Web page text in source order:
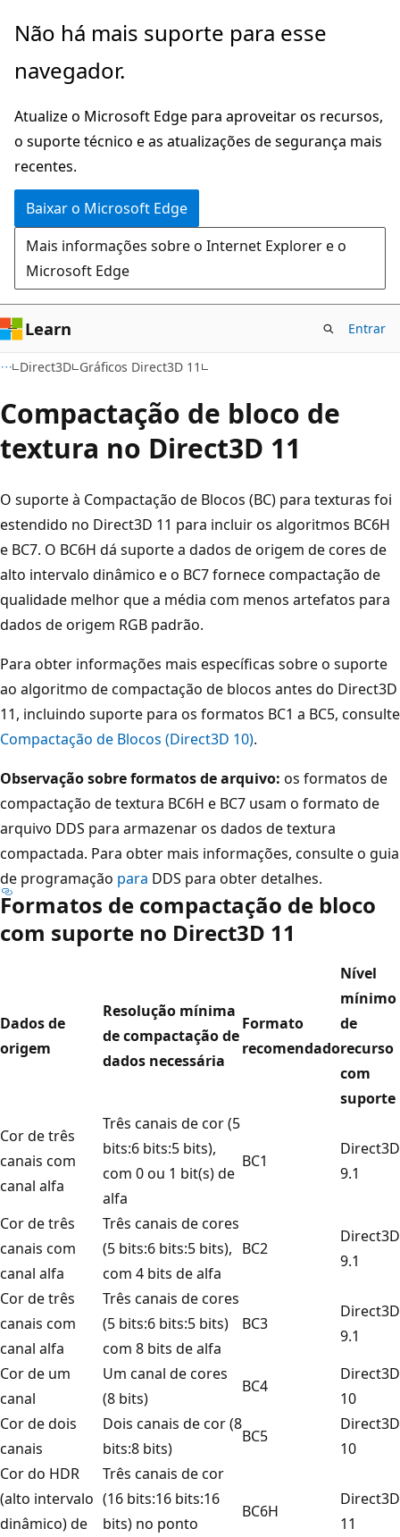
Pular
o
principal
Não há mais suporte para esse
navegador.
Atualize o Microsoft Edge para aproveitar os recursos,
o suporte técnico e as atualizações de segurança mais
recentes.
Baixar o Microsoft Edge
Mais informações sobre o Internet Explorer e o
Microsoft Edge
Learn Entrar
Direct3D Gráficos Direct3D 11
Compactação de bloco de
textura no Direct3D 11
O suporte à Compactação de Blocos (BC) para texturas foi
estendido no Direct3D 11 para incluir os algoritmos BC6H
e BC7. O BC6H dá suporte a dados de origem de cores de
alto intervalo dinâmico e o BC7 fornece compactação de
qualidade melhor que a média com menos artefatos para
dados de origem RGB padrão.
Para obter informações mais específicas sobre o suporte
ao algoritmo de compactação de blocos antes do Direct3D
11, incluindo suporte para os formatos BC1 a BC5, consulte
Compactação de Blocos (Direct3D 10).
Observação sobre formatos de arquivo: os formatos de
compactação de textura BC6H e BC7 usam o formato de
arquivo DDS para armazenar os dados de textura
compactada. Para obter mais informações, consulte o guia
de programação para DDS para obter detalhes.
Formatos de compactação de bloco
com suporte no Direct3D 11
Dados de
origem
Resolução mínima
de compactação de
dados necessária
Formato
recomendado
Nível
mínimo
de
recurso
com
suporte
Cor de três
canais com
canal alfa
Três canais de cor (5
bits:6 bits:5 bits),
com 0 ou 1 bit(s) de
alfa
BC1
Direct3D
9.1
Cor de três
canais com
canal alfa
Três canais de cores
(5 bits:6 bits:5 bits),
com 4 bits de alfa
BC2
Direct3D
9.1
Cor de três
canais com
canal alfa
Três canais de cores
(5 bits:6 bits:5 bits)
com 8 bits de alfa
BC3
Direct3D
9.1
Cor de um
canal
Um canal de cores
(8 bits)
BC4
Direct3D
10
Cor de dois
canais
Dois canais de cor (8
bits:8 bits)
BC5
Direct3D
10
Cor do HDR
(alto intervalo
dinâmico) de
Três canais de cor
(16 bits:16 bits:16
bits) no ponto
BC6H
Direct3D
11